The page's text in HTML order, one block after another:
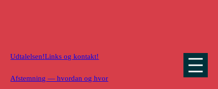
Udtalelsen!Links og kontakt!
Afstemning — hvordan og hvor